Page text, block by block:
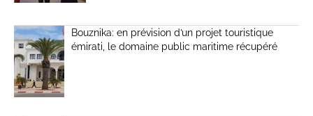
Bouznika: en prévision d’un projet touristique
émirati, le domaine public maritime récupéré